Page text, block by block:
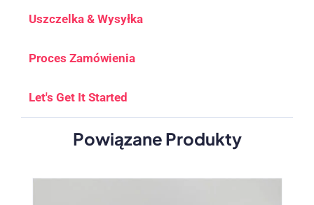
Uszczelka & Wysyłka
Proces Zamówienia
Let's Get It Started
Powiązane Produkty